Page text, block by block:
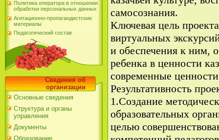
Политика оператора в отношении
обработки персональных данных
Агитационно-пропагандистские
материалы
Педагогический состав
Сведения об
организации
Основные сведения
Структура и органы
управления
Документы
Образование
самосознания.
Ключевая цель
виртуальных
и обеспечения к ним,
ребенка в ценности
современные
Результативность
1.Создание
образовательных
целью